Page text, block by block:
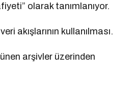
olarak tanımlanıyor.
akışlarının kullanılması.
arşivler üzerinden